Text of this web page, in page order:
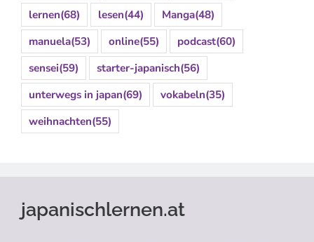
lernen(68) lesen(44) Manga(48)
manuela(53) online(55) podcast(60)
sensei(59) starter-japanisch(56)
unterwegs in japan(69) vokabeln(35)
weihnachten(55)
japanischlernen.at